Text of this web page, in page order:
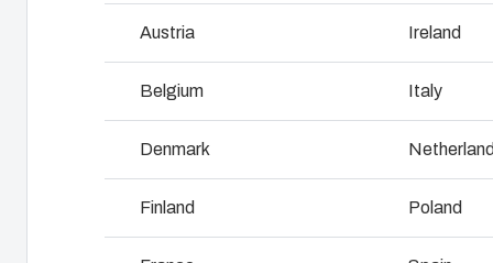
Miksi käytämme
polykarbonaattia?
Austria
Belgium
Denmark
Finland
Ireland
Italy
Poland